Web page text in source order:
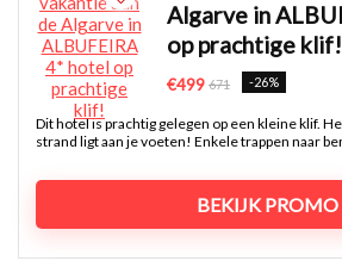
Algarve in
op prachtige klif!
€499 671 -26%
Dit hotel is prachtig gelegen op een kleine klif.
strand ligt aan je voeten! Enkele trappen naar
BEKIJK PROMO